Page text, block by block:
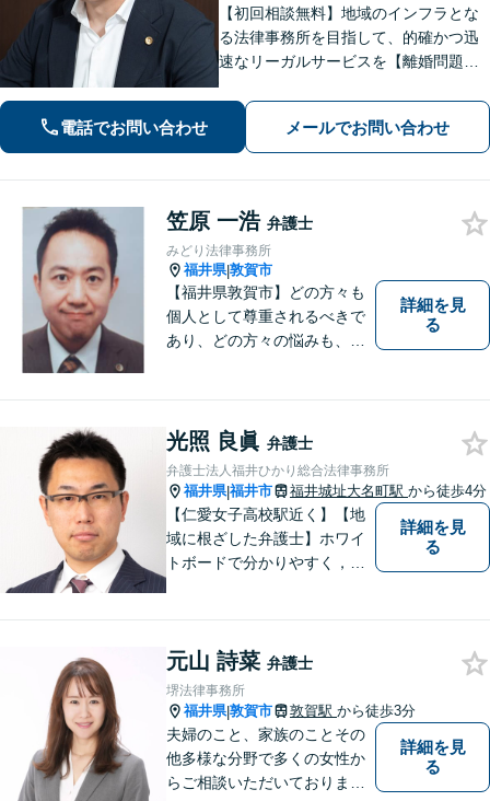
【初回相談無料】地域のインフラとな
る法律事務所を目指して、的確かつ迅
速なリーガルサービスを【離婚問題】
お任せください【相続問題】福井密着
型事務所として地域特性を活かしたア
ドバイスを【福井駅7分】
電話でお問い合わせ メールでお問い合わせ
笠原 一浩 弁護士
みどり法律事務所
福井県|敦賀市
【福井県敦賀市】どの方々も
個人として尊重されるべきで
あり、どの方々の悩みも、そ
識の壁も越えて、解決が図ら
れる必要があります。
詳細を見
る
光照 良眞 弁護士
弁護士法人福井ひかり総合法律事務所
福井県|福井市 福井城址大名町駅 から徒歩4分
【仁愛女子高校駅近く】【地
域に根ざした弁護士】ホワイ
トボードで分かりやすく，納
幅広く対応可能。【明確な料
金体系】法律トラブルでお悩
むの方は、お気軽にご相談く
ださい。
詳細を見
る
元山 詩菜 弁護士
堺法律事務所
福井県|敦賀市 敦賀駅 から徒歩3分
夫婦のこと、家族のことその
他多様な分野で多くの女性か
らご相談いただいておりま
詳細を見
る